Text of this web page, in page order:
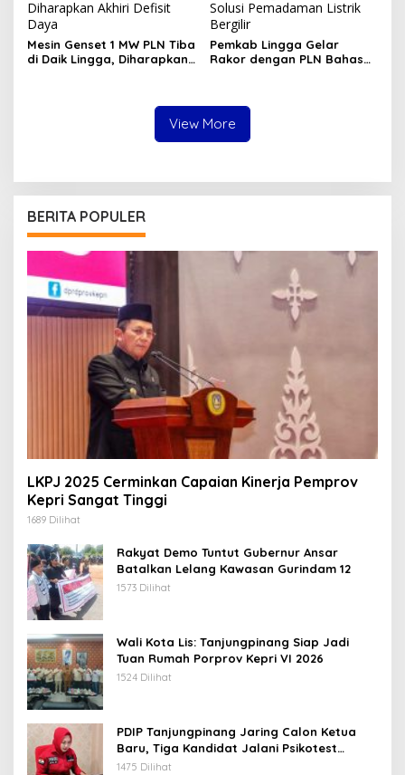
Mesin Genset 1 MW PLN Tiba
di Daik Lingga, Diharapkan
Pemkab Lingga Gelar
Rakor dengan PLN Bahas
View More
BERITA POPULER
LKPJ 2025 Cerminkan Capaian Kinerja Pemprov
Kepri Sangat Tinggi
1689 Dilihat
Rakyat Demo Tuntut Gubernur Ansar
Batalkan Lelang Kawasan Gurindam 12
1573 Dilihat
Wali Kota Lis: Tanjungpinang Siap Jadi
Tuan Rumah Porprov Kepri VI 2026
1524 Dilihat
PDIP Tanjungpinang Jaring Calon Ketua
Baru, Tiga Kandidat Jalani Psikotest
Daring
1475 Dilihat